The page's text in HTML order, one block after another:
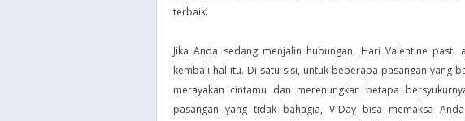
terbaik.
Jika Anda sedang menjalin hubungan, Hari Valentine pasti
kembali hal itu. Di satu sisi, untuk beberapa pasangan yang
merayakan cintamu dan merenungkan betapa
pasangan yang tidak bahagia, V-Day bisa memaksa